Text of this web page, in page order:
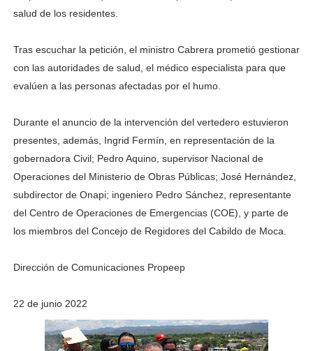
salud de los residentes.
Tras escuchar la petición, el ministro Cabrera prometió gestionar
con las autoridades de salud, el médico especialista para que
evalúen a las personas afectadas por el humo.
Durante el anuncio de la intervención del vertedero estuvieron
presentes, además, Ingrid Fermín, en representación de la
gobernadora Civil; Pedro Aquino, supervisor Nacional de
Operaciones del Ministerio de Obras Públicas; José Hernández,
subdirector de Onapi; ingeniero Pedro Sánchez, representante
del Centro de Operaciones de Emergencias (COE), y parte de
los miembros del Concejo de Regidores del Cabildo de Moca.
Dirección de Comunicaciones Propeep
22 de junio 2022